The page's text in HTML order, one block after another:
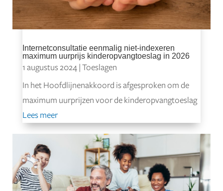
Internetconsultatie eenmalig niet-indexeren
maximum uurprijs kinderopvangtoeslag in 2026
1 augustus 2024| Toeslagen
In het Hoofdlijnenakkoord is afgesproken om de
maximum uurprijzen voor de kinderopvangtoeslag
Lees meer